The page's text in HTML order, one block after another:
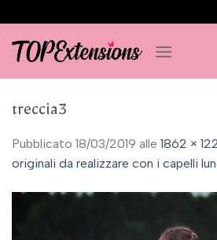
ai
contenuti
treccia3
Pubblicato 18/03/2019 alle 1862 ×
originali da realizzare con i capelli